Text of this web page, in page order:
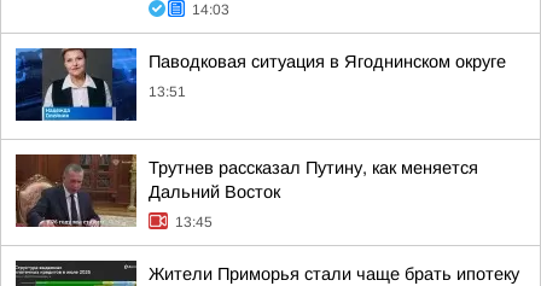
14:03
Паводковая ситуация в Ягоднинском округе
13:51
Трутнев рассказал Путину, как меняется
Дальний Восток
13:45
Жители Приморья стали чаще брать ипотеку